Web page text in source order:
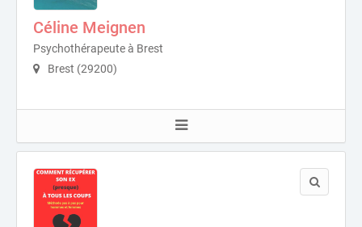
Céline Meignen
Psychothérapeute à Brest
Brest (29200)